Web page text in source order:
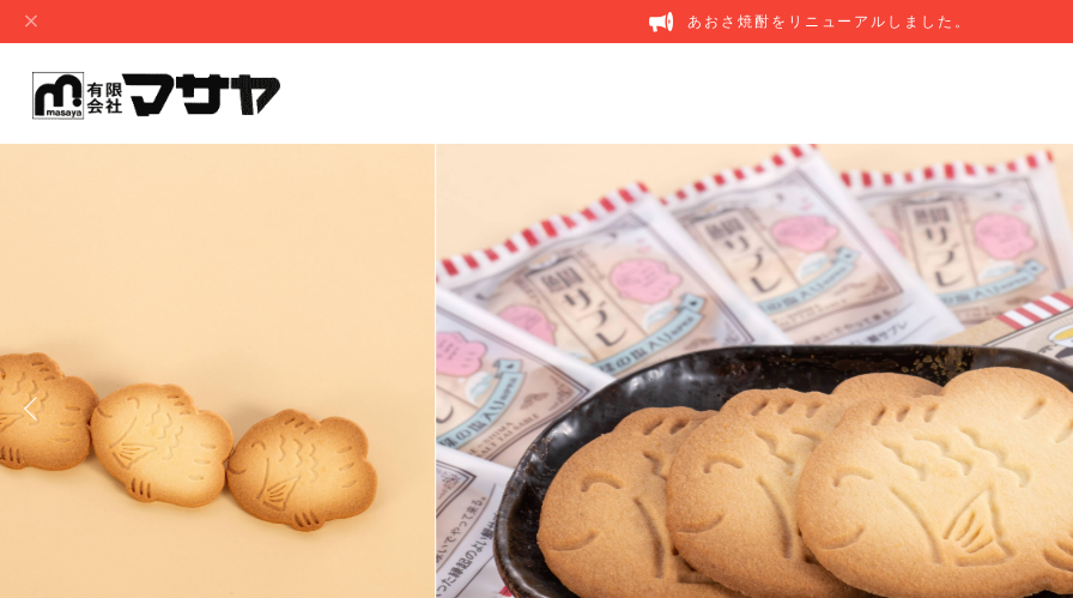
あおさ焼酎をリニューアルしました。